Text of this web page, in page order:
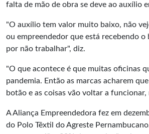
falta de mão de obra se deve ao auxílio
"O auxílio tem valor muito baixo, não
ou empreendedor que está recebendo
por não trabalhar", diz.
"O que acontece é que muitas oficinas
pandemia. Então as marcas acharem
botão e as coisas vão voltar a funcionar,
A Aliança Empreendedora fez em
do Polo Têxtil do Agreste